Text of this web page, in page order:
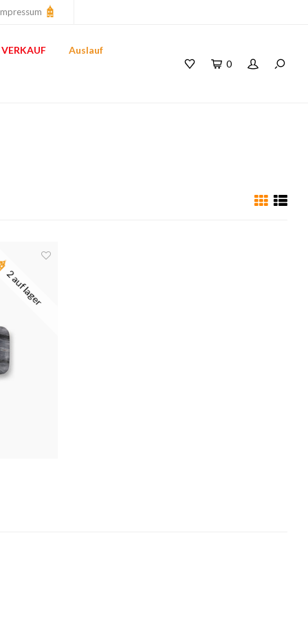
VERKAUF
Auslauf
0
2 auf lager